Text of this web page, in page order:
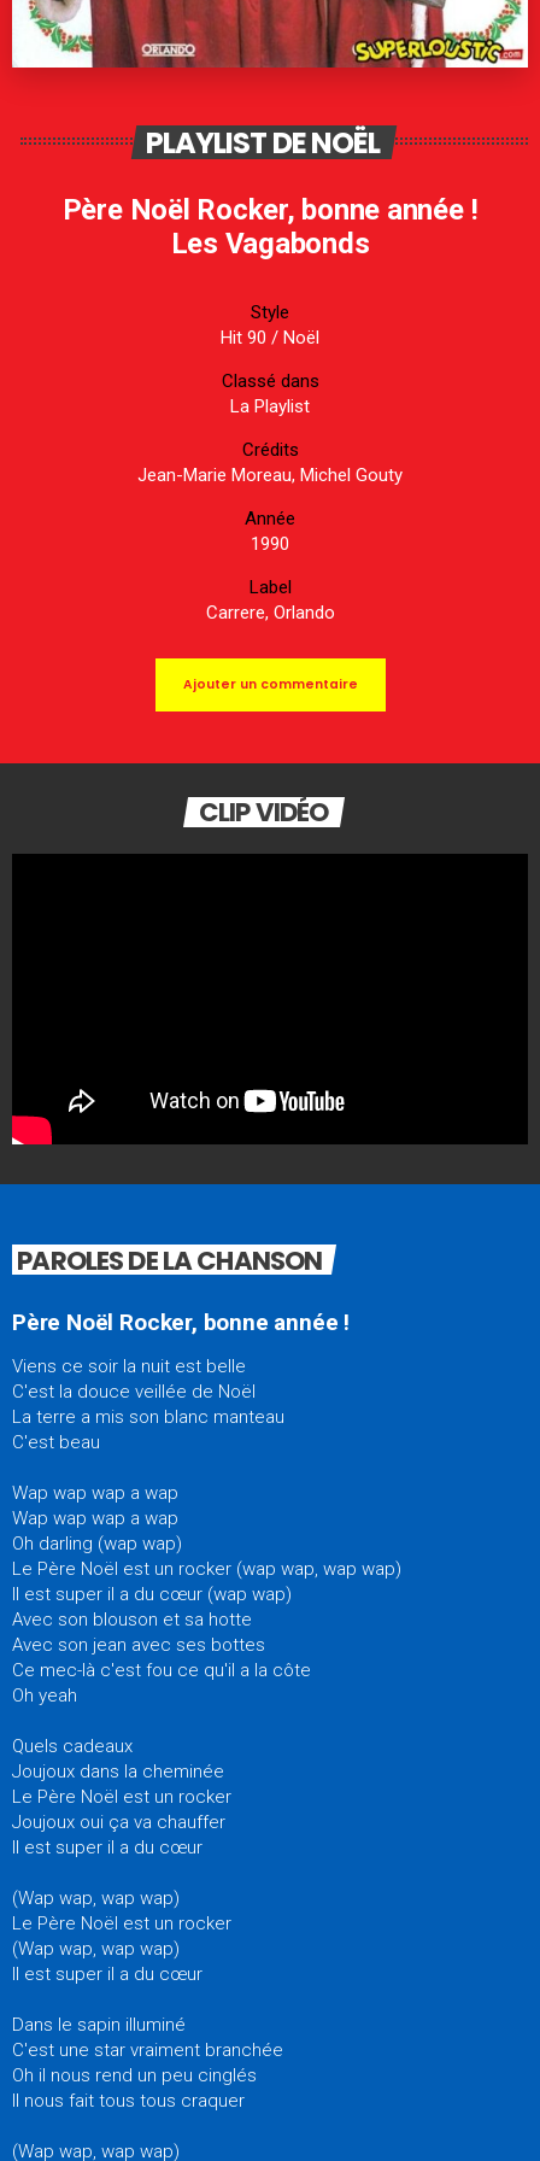
PLAYLIST DE NOËL
Père Noël Rocker, bonne année !
Les Vagabonds
Style
Hit 90 / Noël
Classé dans
La Playlist
Crédits
Jean-Marie Moreau, Michel Gouty
Année
1990
Label
Carrere, Orlando
Ajouter un commentaire
CLIP VIDÉO
PAROLES DE LA CHANSON
Père Noël Rocker, bonne année !
Viens ce soir la nuit est belle
C'est la douce veillée de Noël
La terre a mis son blanc manteau
C'est beau
Wap wap wap a wap
Wap wap wap a wap
Oh darling (wap wap)
Le Père Noël est un rocker (wap wap, wap wap)
Il est super il a du cœur (wap wap)
Avec son blouson et sa hotte
Avec son jean avec ses bottes
Ce mec-là c'est fou ce qu'il a la côte
Oh yeah
Quels cadeaux
Joujoux dans la cheminée
Le Père Noël est un rocker
Joujoux oui ça va chauffer
Il est super il a du cœur
(Wap wap, wap wap)
Le Père Noël est un rocker
(Wap wap, wap wap)
Il est super il a du cœur
Dans le sapin illuminé
C'est une star vraiment branchée
Oh il nous rend un peu cinglés
Il nous fait tous tous craquer
(Wap wap, wap wap)